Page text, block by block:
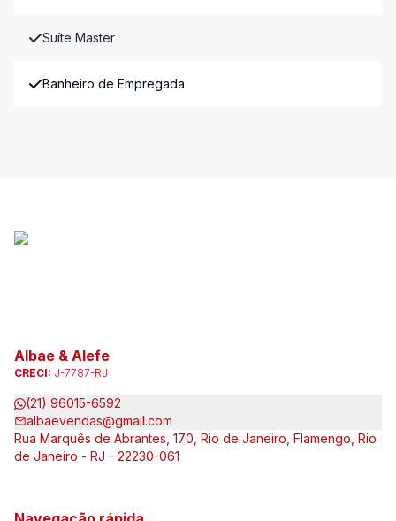
Suíte Master
Banheiro de Empregada
Albae & Alefe
CRECI: J-7787-RJ
(21) 96015-6592
albaevendas@gmail.com
Rua Marquês de Abrantes, 170, Rio de Janeiro, Flamengo, Rio
de Janeiro - RJ - 22230-061